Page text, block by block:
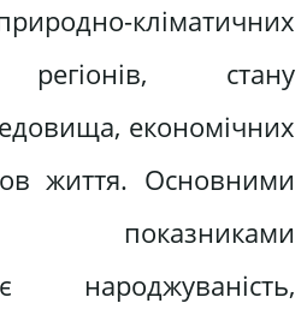
кліматичних
регіонів, стану
економічних
життя. Основними
показниками
народжуваність,